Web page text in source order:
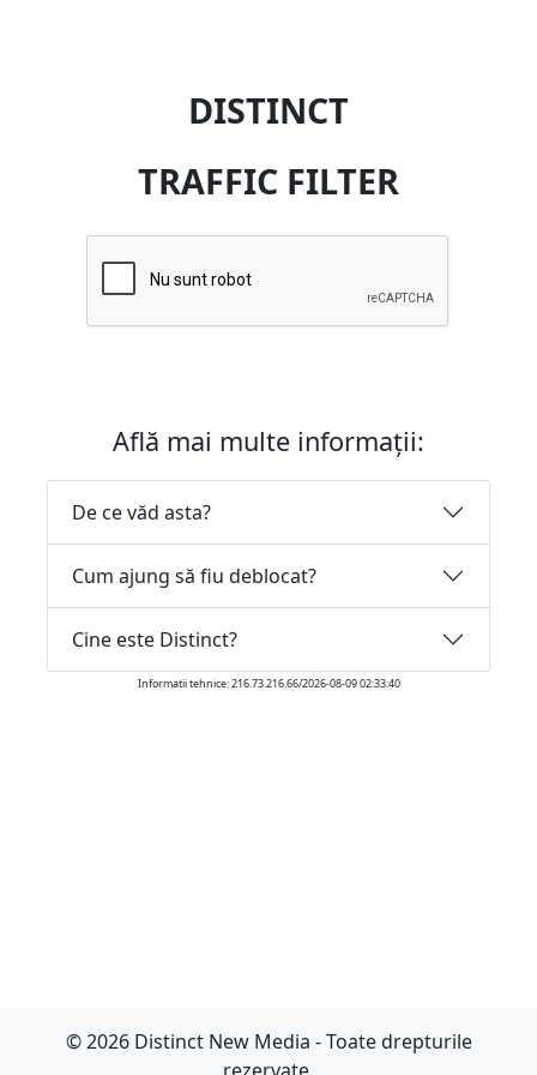
DISTINCT
TRAFFIC FILTER
Află mai multe informații:
De ce văd asta?
Cum ajung să fiu deblocat?
Cine este Distinct?
Informatii tehnice: 216.73.216.66/2026-08-09 02:33:40
© 2026 Distinct New Media - Toate drepturile